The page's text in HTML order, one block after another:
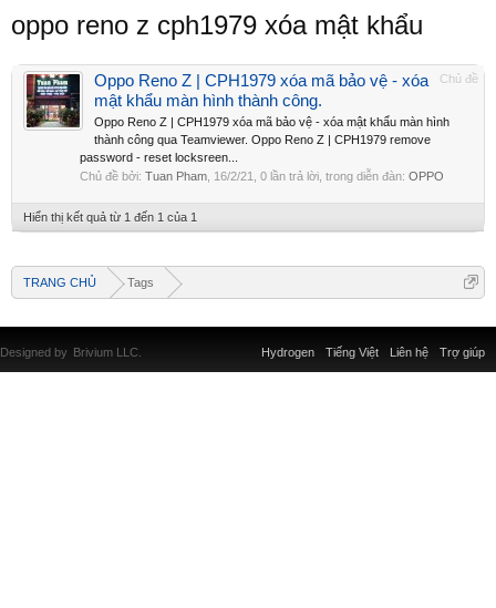
oppo reno z cph1979 xóa mật khẩu
Chủ đề
Oppo Reno Z | CPH1979 xóa mã bảo vệ - xóa
mật khẩu màn hình thành công.
Oppo Reno Z | CPH1979 xóa mã bảo vệ - xóa mật khẩu màn hình
thành công qua Teamviewer. Oppo Reno Z | CPH1979 remove
password - reset locksreen...
Chủ đề bởi: Tuan Pham 16/2/21 , 0 lần trả lời, trong diễn đàn: OPPO
Hiển thị kết quả từ 1 đến 1 của 1
TRANG CHỦ Tags
Liên hệ Trợ giúp
Hydrogen Tiếng Việt
Designed by Brivium LLC.